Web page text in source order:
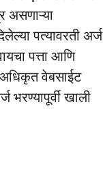
असणाऱ्या
पत्यावरती अर्ज
पत्ता आणि
वेबसाईट
खाली